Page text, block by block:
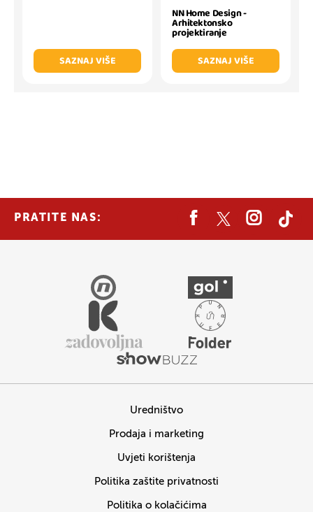
SAZNAJ VIŠE
NN Home Design -
Arhitektonsko
projektiranje
SAZNAJ VIŠE
PRATITE NAS:
Uredništvo
Prodaja i marketing
Uvjeti korištenja
Politika zaštite privatnosti
Politika o kolačićima